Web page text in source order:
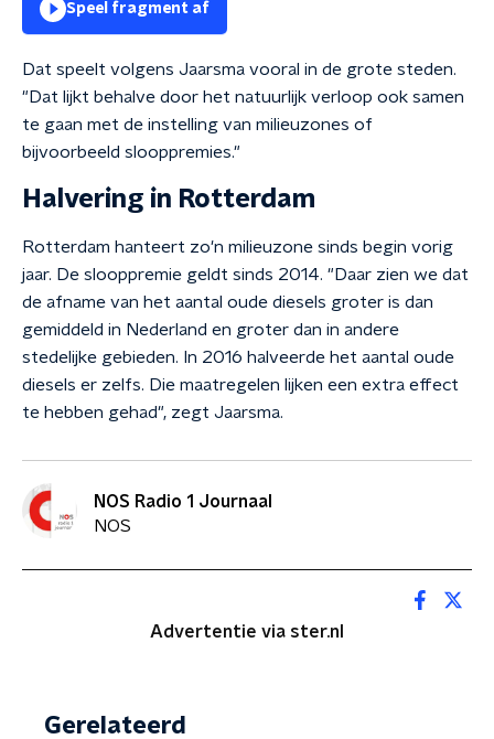
Speel fragment af
Dat speelt volgens Jaarsma vooral in de grote steden.
"Dat lijkt behalve door het natuurlijk verloop ook samen
te gaan met de instelling van milieuzones of
bijvoorbeeld slooppremies."
Halvering in Rotterdam
Rotterdam hanteert zo'n milieuzone sinds begin vorig
jaar. De slooppremie geldt sinds 2014. "Daar zien we dat
de afname van het aantal oude diesels groter is dan
gemiddeld in Nederland en groter dan in andere
stedelijke gebieden. In 2016 halveerde het aantal oude
diesels er zelfs. Die maatregelen lijken een extra effect
te hebben gehad", zegt Jaarsma.
NOS Radio 1 Journaal
NOS
Advertentie via ster.nl
Gerelateerd